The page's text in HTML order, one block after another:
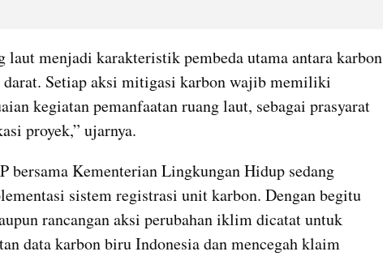
laut menjadi karakteristik pembeda utama antara karbon
darat. Setiap aksi mitigasi karbon wajib memiliki
kegiatan pemanfaatan ruang laut, sebagai prasyarat
proyek,” ujarnya.
Kementerian Lingkungan Hidup sedang
sistem registrasi unit karbon. Dengan begitu
rancangan aksi perubahan iklim dicatat untuk
data karbon biru Indonesia dan mencegah klaim